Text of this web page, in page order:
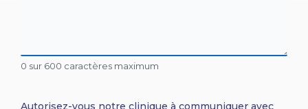
0 sur 600 caractères maximum
Autorisez-vous notre clinique à communiquer avec